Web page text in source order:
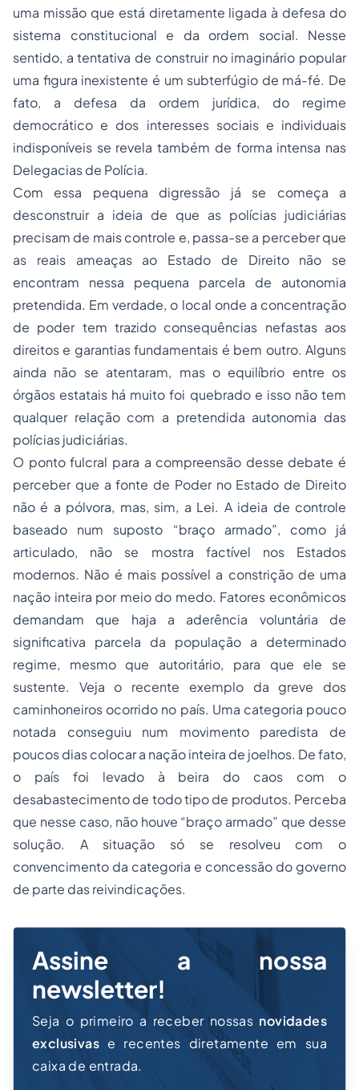
uma missão que está diretamente ligada à defesa do
sistema constitucional e da ordem social. Nesse
sentido, a tentativa de construir no imaginário popular
uma figura inexistente é um subterfúgio de má-fé. De
fato, a defesa da ordem jurídica, do regime
democrático e dos interesses sociais e individuais
indisponíveis se revela também de forma intensa nas
Delegacias de Polícia.
Com essa pequena digressão já se começa a
desconstruir a ideia de que as polícias judiciárias
precisam de mais controle e, passa-se a perceber que
as reais ameaças ao Estado de Direito não se
encontram nessa pequena parcela de autonomia
pretendida. Em verdade, o local onde a concentração
de poder tem trazido consequências nefastas aos
direitos e garantias fundamentais é bem outro. Alguns
ainda não se atentaram, mas o equilíbrio entre os
órgãos estatais há muito foi quebrado e isso não tem
qualquer relação com a pretendida autonomia das
polícias judiciárias.
O ponto fulcral para a compreensão desse debate é
perceber que a fonte de Poder no Estado de Direito
não é a pólvora, mas, sim, a Lei. A ideia de controle
baseado num suposto “braço armado”, como já
articulado, não se mostra factível nos Estados
modernos. Não é mais possível a constrição de uma
nação inteira por meio do medo. Fatores econômicos
demandam que haja a aderência voluntária de
significativa parcela da população a determinado
regime, mesmo que autoritário, para que ele se
sustente. Veja o recente exemplo da greve dos
caminhoneiros ocorrido no país. Uma categoria pouco
notada conseguiu num movimento paredista de
poucos dias colocar a nação inteira de joelhos. De fato,
o país foi levado à beira do caos com o
desabastecimento de todo tipo de produtos. Perceba
que nesse caso, não houve “braço armado” que desse
solução. A situação só se resolveu com o
convencimento da categoria e concessão do governo
de parte das reivindicações.
Assine a nossa
newsletter!
Seja o primeiro a receber nossas novidades
exclusivas e recentes diretamente em sua
caixa de entrada.